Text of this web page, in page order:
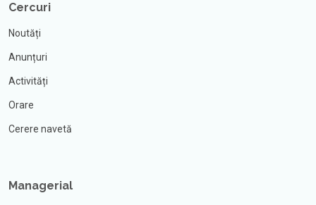
Cercuri
Noutăți
Anunțuri
Activități
Orare
Cerere navetă
Managerial